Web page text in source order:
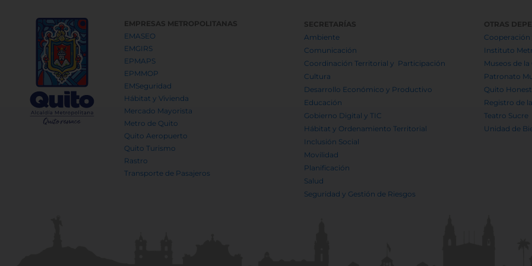
EMPRESAS METROPOLITANAS
EMASEO
EMGIRS
EPMAPS
EPMMOP
EMSeguridad
Hábitat y Vivienda
Mercado Mayorista
Metro de Quito
Quito Aeropuerto
Quito Turismo
Rastro
Transporte de Pasajeros
SECRETARÍAS
Ambiente
Comunicación
Coordinación Territorial y Participación
Cultura
Desarrollo Económico y Productivo
Educación
Gobierno Digital y TIC
Hábitat y Ordenamiento Territorial
Inclusión Social
Movilidad
Planificación
Salud
Seguridad y Gestión de Riesgos
OTRAS
Instituto
Museos de la
Patronato
Quito
Registro de
Teatro Sucre
Unidad de